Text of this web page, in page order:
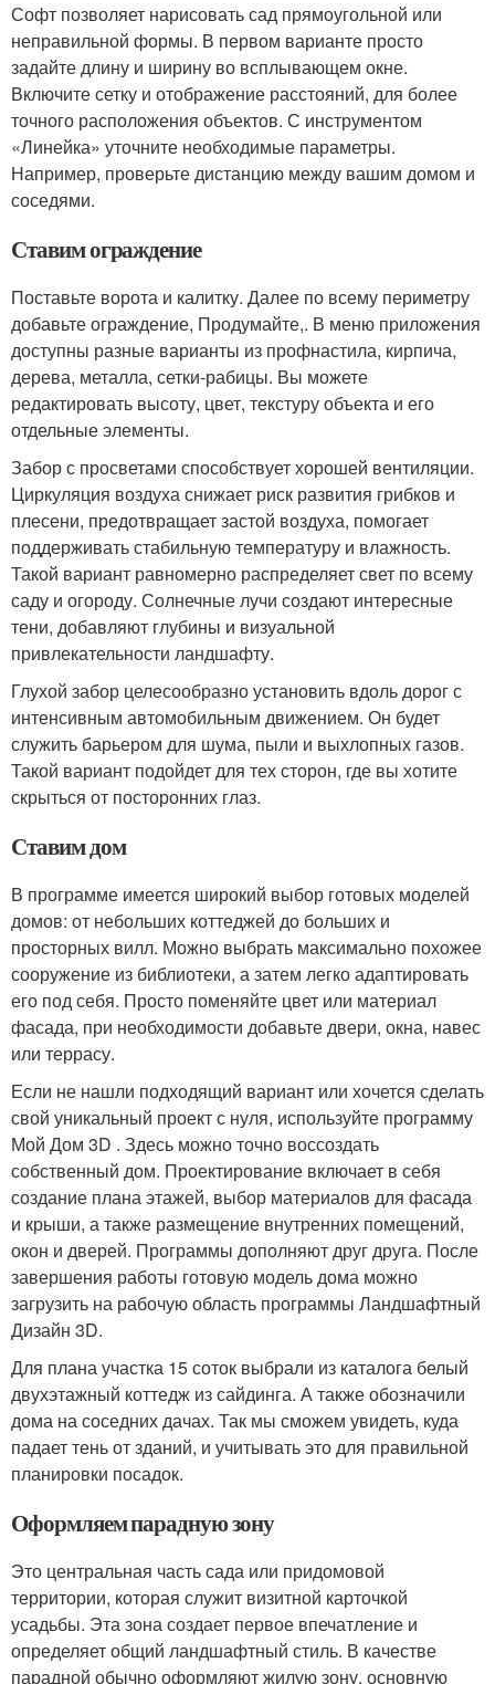
Софт позволяет нарисовать сад прямоугольной или
неправильной формы. В первом варианте просто
задайте длину и ширину во всплывающем окне.
Включите сетку и отображение расстояний, для более
точного расположения объектов. С инструментом
«Линейка» уточните необходимые параметры.
Например, проверьте дистанцию между вашим домом и
соседями.
Ставим ограждение
Поставьте ворота и калитку. Далее по всему периметру
добавьте ограждение, Продумайте,. В меню приложения
доступны разные варианты из профнастила, кирпича,
дерева, металла, сетки-рабицы. Вы можете
редактировать высоту, цвет, текстуру объекта и его
отдельные элементы.
Забор с просветами способствует хорошей вентиляции.
Циркуляция воздуха снижает риск развития грибков и
плесени, предотвращает застой воздуха, помогает
поддерживать стабильную температуру и влажность.
Такой вариант равномерно распределяет свет по всему
саду и огороду. Солнечные лучи создают интересные
тени, добавляют глубины и визуальной
привлекательности ландшафту.
Глухой забор целесообразно установить вдоль дорог с
интенсивным автомобильным движением. Он будет
служить барьером для шума, пыли и выхлопных газов.
Такой вариант подойдет для тех сторон, где вы хотите
скрыться от посторонних глаз.
Ставим дом
В программе имеется широкий выбор готовых моделей
домов: от небольших коттеджей до больших и
просторных вилл. Можно выбрать максимально похожее
сооружение из библиотеки, а затем легко адаптировать
его под себя. Просто поменяйте цвет или материал
фасада, при необходимости добавьте двери, окна, навес
или террасу.
Если не нашли подходящий вариант или хочется сделать
свой уникальный проект с нуля, используйте программу
Мой Дом 3D . Здесь можно точно воссоздать
собственный дом. Проектирование включает в себя
создание плана этажей, выбор материалов для фасада
и крыши, а также размещение внутренних помещений,
окон и дверей. Программы дополняют друг друга. После
завершения работы готовую модель дома можно
загрузить на рабочую область программы Ландшафтный
Дизайн 3D.
Для плана участка 15 соток выбрали из каталога белый
двухэтажный коттедж из сайдинга. А также обозначили
дома на соседних дачах. Так мы сможем увидеть, куда
падает тень от зданий, и учитывать это для правильной
планировки посадок.
Оформляем парадную зону
Это центральная часть сада или придомовой
территории, которая служит визитной карточкой
усадьбы. Эта зона создает первое впечатление и
определяет общий ландшафтный стиль. В качестве
парадной обычно оформляют жилую зону, основную